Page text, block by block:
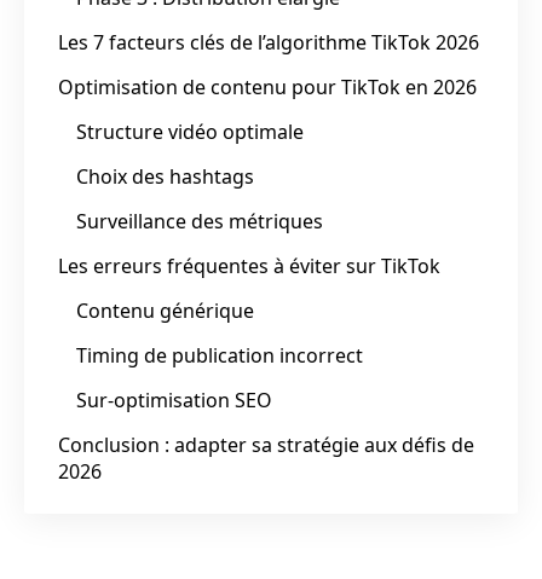
Les 7 facteurs clés de l’algorithme TikTok 2026
Optimisation de contenu pour TikTok en 2026
Structure vidéo optimale
Choix des hashtags
Surveillance des métriques
Les erreurs fréquentes à éviter sur TikTok
Contenu générique
Timing de publication incorrect
Sur-optimisation SEO
Conclusion : adapter sa stratégie aux défis de
2026